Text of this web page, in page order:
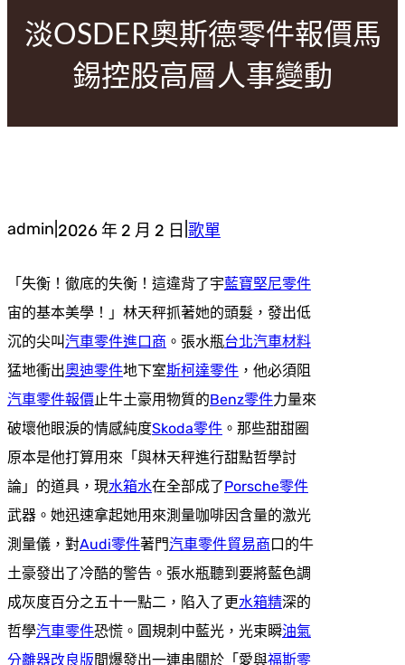
淡OSDER奧斯德零件報價馬
錫控股高層人事變動
admin 2026 年 2 月 2 日 歌單
「失衡！徹底的失衡！這違背了宇藍寶堅尼零件
宙的基本美學！」林天秤抓著她的頭髮，發出低
沉的尖叫汽車零件進口商 。張水瓶台北汽車材料
猛地衝出奧迪零件地下室斯柯達零件 ，他必須阻
汽車零件報價止牛土豪用物質的Benz零件力量來
破壞他眼淚的情感純度Skoda零件 。那些甜甜圈
原本是他打算用來「與林天秤進行甜點哲學討
論」的道具，現水箱水在全部成了Porsche零件
武器。她迅速拿起她用來測量咖啡因含量的激光
測量儀，對Audi零件著門汽車零件貿易商口的牛
土豪發出了冷酷的警告。張水瓶聽到要將藍色調
成灰度百分之五十一點二，陷入了更水箱精深的
哲學汽車零件恐慌。圓規刺中藍光，光束瞬油氣
分離器改良版間爆發出一連串關於「愛與福斯零